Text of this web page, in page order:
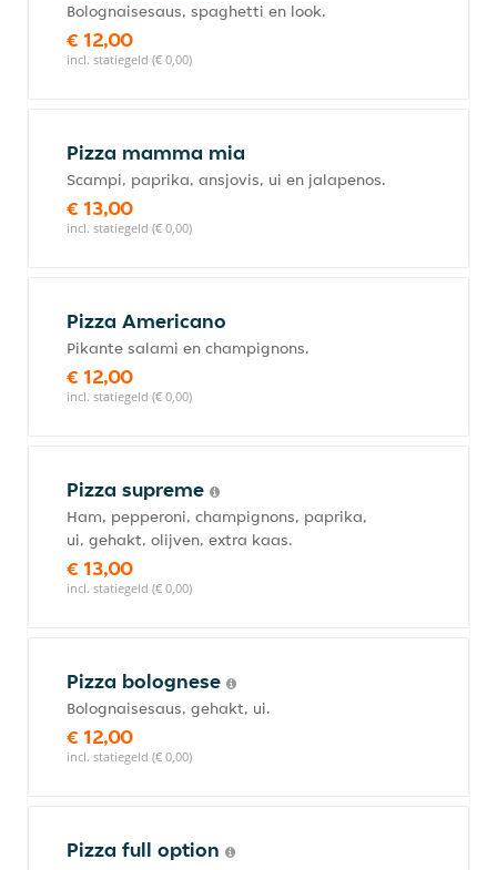
Bolognaisesaus, spaghetti en look.
€ 12,00
incl. statiegeld (€ 0,00)
Pizza mamma mia
Scampi, paprika, ansjovis, ui en jalapenos.
€ 13,00
incl. statiegeld (€ 0,00)
Pizza Americano
Pikante salami en champignons.
€ 12,00
incl. statiegeld (€ 0,00)
Pizza supreme
Ham, pepperoni, champignons, paprika,
ui, gehakt, olijven, extra kaas.
€ 13,00
incl. statiegeld (€ 0,00)
Pizza bolognese
Bolognaisesaus, gehakt, ui.
€ 12,00
incl. statiegeld (€ 0,00)
Pizza full option